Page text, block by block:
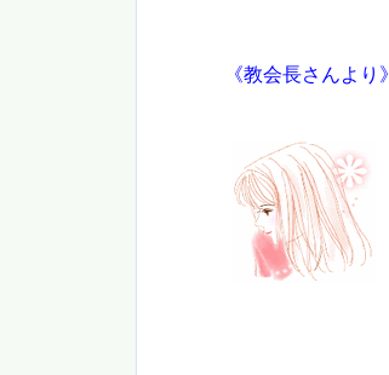
《教会長さんより》